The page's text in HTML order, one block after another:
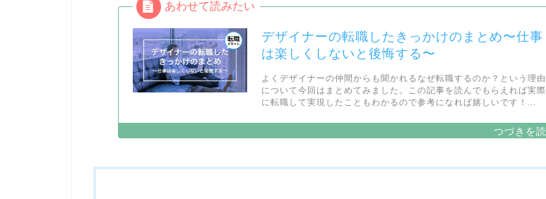
デザイナーの転職したきっかけのまとめ〜仕事
は楽しくしないと後悔する〜
よくデザイナーの仲間からも聞かれるなぜ転職するのか？という理由
について今回はまとめてみました。この記事を読んでもらえれば実際
に転職して実現したこともわかるので参考になれば嬉しいです！...